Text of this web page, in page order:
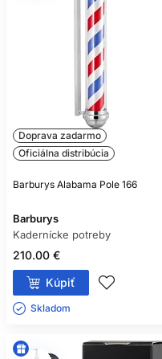
Doprava zadarmo
Oficiálna distribúcia
Barburys Alabama Pole 166
Barburys
Kadernícke potreby
210.00 €
Kúpiť
Skladom ㅤ